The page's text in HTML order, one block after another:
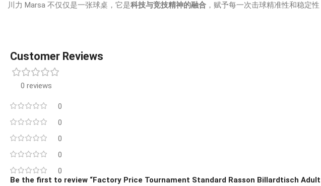
川力 Marsa 不仅仅是一张球桌，它是科技与竞技精神的融合 ，赋予每一次击球精准性和稳定性
Customer Reviews
0 reviews
0
0
0
0
0
Be the first to review “Factory Price Tournament Standard Rasson Billardtisch